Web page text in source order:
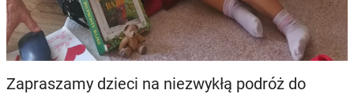
Zapraszamy dzieci na niezwykłą podróż do